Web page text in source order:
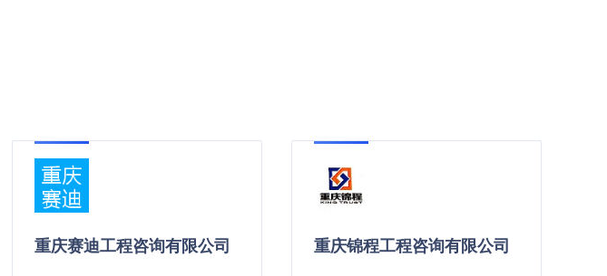
重庆赛迪工程咨询有限公司 重庆锦程工程咨询有限公司